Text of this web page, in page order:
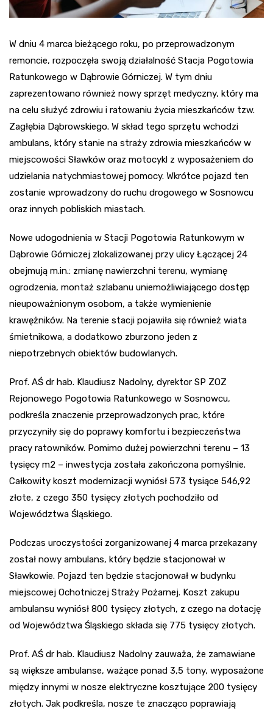
W dniu 4 marca bieżącego roku, po przeprowadzonym
remoncie, rozpoczęła swoją działalność Stacja Pogotowia
Ratunkowego w Dąbrowie Górniczej. W tym dniu
zaprezentowano również nowy sprzęt medyczny, który ma
na celu służyć zdrowiu i ratowaniu życia mieszkańców tzw.
Zagłębia Dąbrowskiego. W skład tego sprzętu wchodzi
ambulans, który stanie na straży zdrowia mieszkańców w
miejscowości Sławków oraz motocykl z wyposażeniem do
udzielania natychmiastowej pomocy. Wkrótce pojazd ten
zostanie wprowadzony do ruchu drogowego w Sosnowcu
oraz innych pobliskich miastach.
Nowe udogodnienia w Stacji Pogotowia Ratunkowym w
Dąbrowie Górniczej zlokalizowanej przy ulicy Łączącej 24
obejmują m.in.: zmianę nawierzchni terenu, wymianę
ogrodzenia, montaż szlabanu uniemożliwiającego dostęp
nieupoważnionym osobom, a także wymienienie
krawężników. Na terenie stacji pojawiła się również wiata
śmietnikowa, a dodatkowo zburzono jeden z
niepotrzebnych obiektów budowlanych.
Prof. AŚ dr hab. Klaudiusz Nadolny, dyrektor SP ZOZ
Rejonowego Pogotowia Ratunkowego w Sosnowcu,
podkreśla znaczenie przeprowadzonych prac, które
przyczyniły się do poprawy komfortu i bezpieczeństwa
pracy ratowników. Pomimo dużej powierzchni terenu – 13
tysięcy m2 – inwestycja została zakończona pomyślnie.
Całkowity koszt modernizacji wyniósł 573 tysiące 546,92
złote, z czego 350 tysięcy złotych pochodziło od
Województwa Śląskiego.
Podczas uroczystości zorganizowanej 4 marca przekazany
został nowy ambulans, który będzie stacjonował w
Sławkowie. Pojazd ten będzie stacjonował w budynku
miejscowej Ochotniczej Straży Pożarnej. Koszt zakupu
ambulansu wyniósł 800 tysięcy złotych, z czego na dotację
od Województwa Śląskiego składa się 775 tysięcy złotych.
Prof. AŚ dr hab. Klaudiusz Nadolny zauważa, że zamawiane
są większe ambulanse, ważące ponad 3,5 tony, wyposażone
między innymi w nosze elektryczne kosztujące 200 tysięcy
złotych. Jak podkreśla, nosze te znacząco poprawiają